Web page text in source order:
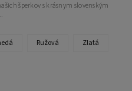
šperkov s krásnym slovenským
Ružová Zlatá